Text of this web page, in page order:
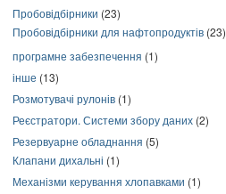
Пробовідбірники (23)
Пробовідбірники для нафтопродуктів (23)
програмне забезпечення (1)
інше (13)
Розмотувачі рулонів (1)
Реєстратори. Системи збору даних (2)
Резервуарне обладнання (5)
Клапани дихальні (1)
Механізми керування хлопавками (1)